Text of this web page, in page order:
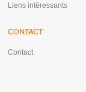
Liens intéressants
CONTACT
Contact